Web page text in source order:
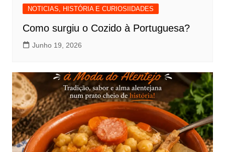
NOTICIAS, HISTÓRIA E CURIOSIIDADES
Como surgiu o Cozido à Portuguesa?
Junho 19, 2026